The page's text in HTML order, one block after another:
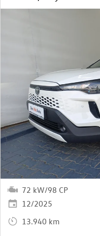
72 kW/98 CP
12/2025
13.940 km